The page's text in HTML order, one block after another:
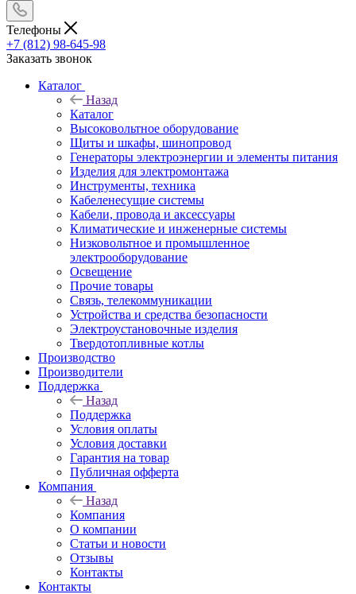
Телефоны
+7 (812) 98-645-98
Заказать звонок
Каталог
Назад
Каталог
Высоковольтное оборудование
Щиты и шкафы, шинопровод
Генераторы электроэнергии и элементы питания
Изделия для электромонтажа
Инструменты, техника
Кабеленесущие системы
Кабели, провода и аксессуары
Климатические и инженерные системы
Низковольтное и промышленное
электрооборудование
Освещение
Прочие товары
Связь, телекоммуникации
Устройства и средства безопасности
Электроустановочные изделия
Твердотопливные котлы
Производство
Производители
Поддержка
Назад
Поддержка
Условия оплаты
Условия доставки
Гарантия на товар
Публичная офферта
Компания
Назад
Компания
О компании
Статьи и новости
Отзывы
Контакты
Контакты